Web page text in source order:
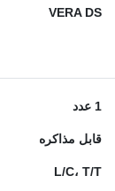
VERA DS
1 عدد
قابل مذاکره
L/C، T/T